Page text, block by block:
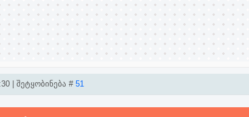
| შეტყობინება # 51